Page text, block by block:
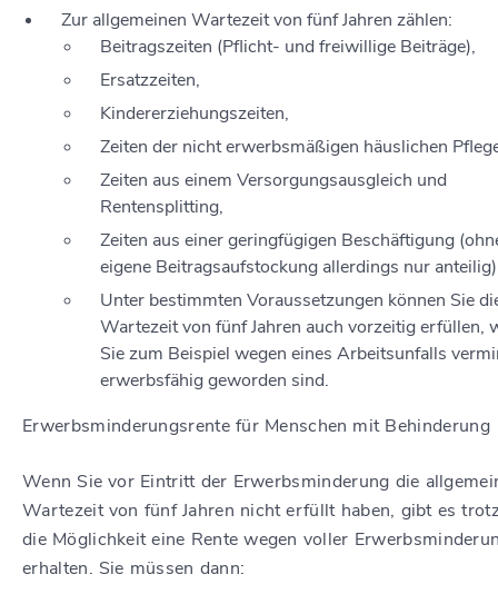
Zur allgemeinen Wartezeit von fünf Jahren zählen:
Beitragszeiten (Pflicht- und freiwillige Beiträge),
Ersatzzeiten,
Kindererziehungszeiten,
Zeiten der nicht erwerbsmäßigen häuslichen
Zeiten aus einem Versorgungsausgleich und
Rentensplitting,
Zeiten aus einer geringfügigen Beschäftigung
eigene Beitragsaufstockung allerdings nur anteilig)
Unter bestimmten Voraussetzungen können Sie
Wartezeit von fünf Jahren auch vorzeitig erfüllen,
Siezum Beispiel wegen eines Arbeitsunfalls
erwerbsfähig geworden sind.
Erwerbsminderungsrente für Menschen mit Behinderung
Wenn Sie vor Eintritt der Erwerbsminderung die
Wartezeit von fünf Jahren nicht erfüllt haben, gibt es
die Möglichkeit eine Rente wegen voller
erhalten. Sie müssen dann: